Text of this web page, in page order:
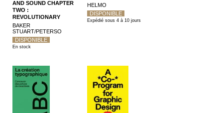
AND SOUND CHAPTER
TWO :
REVOLUTIONARY
JAZZ ORIGINAL
COVER ART 1965-83
BAKER
STUART/PETERSO
DISPONIBLE
En stock
HELMO
DISPONIBLE
Expédié sous 4 à 10 jours